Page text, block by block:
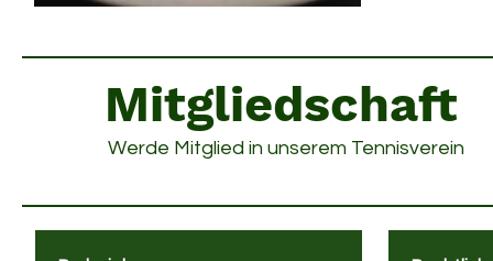
Mitgliedschaft
Werde Mitglied in unserem Tennisverein